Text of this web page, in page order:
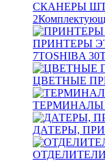
СКАНЕРЫ
2
ПРИНТЕРЫ
7TOSHIBA 30
ЦВЕТНЫЕ
ТЕРМИНАЛЫ
ДАТЕРЫ,